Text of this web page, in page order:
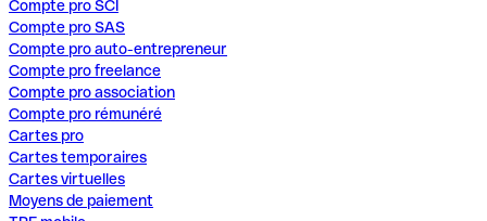
Compte pro SCI
Compte pro SAS
Compte pro auto-entrepreneur
Compte pro freelance
Compte pro association
Compte pro rémunéré
Cartes pro
Cartes temporaires
Cartes virtuelles
Moyens de paiement